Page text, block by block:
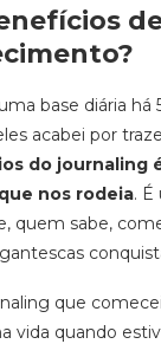
base diária
acabei por
do journaling
nos rodeia.
quem sabe,
que
vida quando